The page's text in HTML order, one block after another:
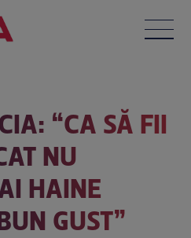
“CA SĂ FII
NU
HAINE
GUST”